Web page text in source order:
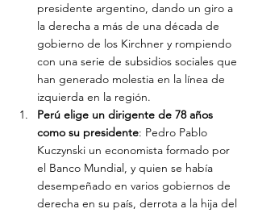
presidente argentino, dando un giro a
la derecha a más de una década de
gobierno de los Kirchner y rompiendo
con una serie de subsidios sociales que
han generado molestia en la línea de
izquierda en la región.
Perú elige un dirigente de 78 años
como su presidente: Pedro Pablo
Kuczynski un economista formado por
el Banco Mundial, y quien se había
desempeñado en varios gobiernos de
derecha en su país, derrota a la hija del